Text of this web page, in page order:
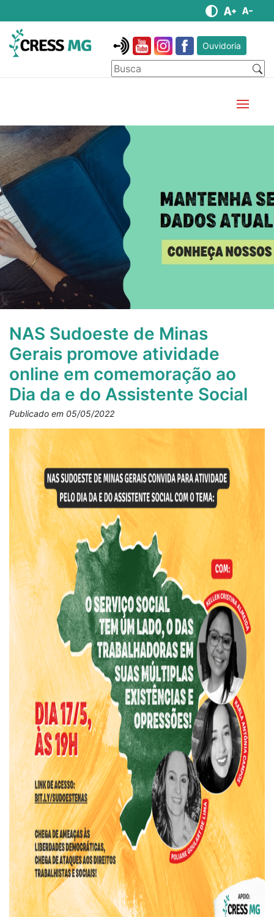
Ouvidoria
NAS Sudoeste de Minas
Gerais promove atividade
online em comemoração ao
Dia da e do Assistente Social
Publicado em 05/05/2022